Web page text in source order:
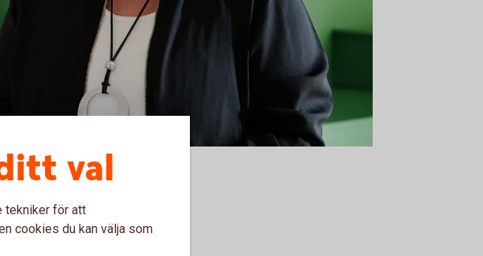
val
tekniker för att
cookies du kan välja som